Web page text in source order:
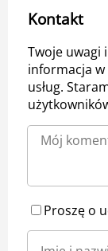
Kontakt
Twoje uwagi
informacja
usług.
Proszę o